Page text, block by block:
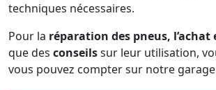
techniques nécessaires.
Pour la réparation des pneus, l’achat
que des conseilssur leur utilisation,
vous pouvez compter sur notre